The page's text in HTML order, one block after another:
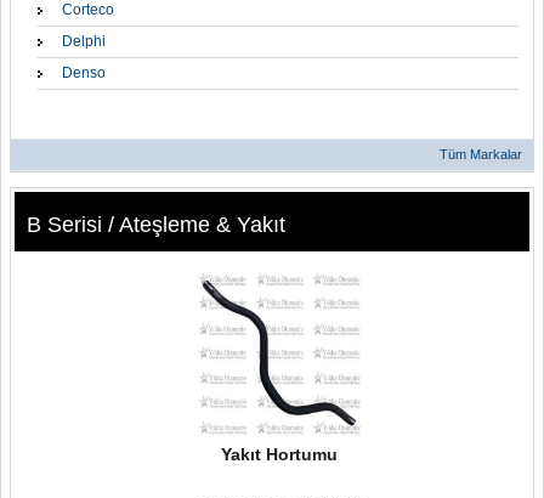
Corteco
Delphi
Denso
Tüm Markalar
B Serisi / Ateşleme & Yakıt
Yakıt Hortumu